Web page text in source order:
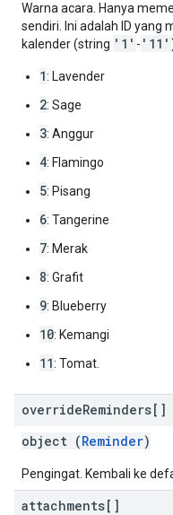
Warna acara. Hanya
sendiri. Ini adalah ID yang
kalender (string '1' - '11'
1: Lavender
2: Sage
3: Anggur
4: Flamingo
5: Pisang
6: Tangerine
7: Merak
8: Grafit
9: Blueberry
10: Kemangi
11: Tomat.
overrideReminders[]
object (Reminder)
Pengingat. Kembali ke
attachments[]